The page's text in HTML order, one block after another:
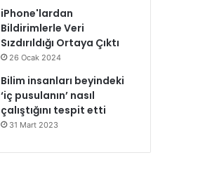
iPhone'lardan
Bildirimlerle Veri
Sızdırıldığı Ortaya Çıktı
26 Ocak 2024
Bilim insanları beyindeki
‘iç pusulanın’ nasıl
çalıştığını tespit etti
31 Mart 2023